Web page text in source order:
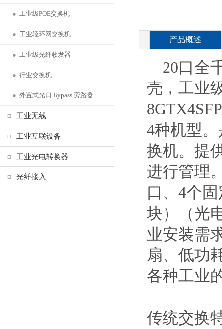
● 工业级POE交换机
● 工业轻环网交换机
● 工业级光纤收发器
● 行业交换机
● 外置式光口 Bypass 旁路器
工业无线
工业互联设备
工业光电转换器
光纤接入
产品概述
20口全
壳，工业
4种机型
换机。提
进行管理
口、4个固
块）（光
业安装需
扇、低功
各种工业
传统交换